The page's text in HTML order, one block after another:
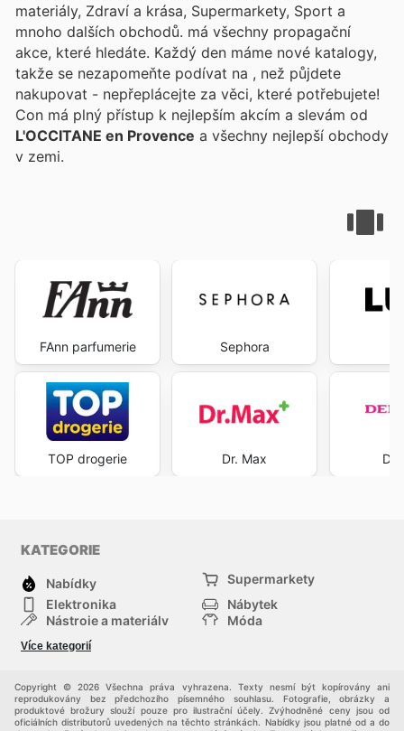
materiály, Zdraví a krása, Supermarkety, Sport a
mnoho dalších obchodů. má všechny propagační
akce, které hledáte. Každý den máme nové katalogy,
takže se nezapomeňte podívat na , než půjdete
nakupovat - nepřeplácejte za věci, které potřebujete!
Con má plný přístup k nejlepším akcím a slevám od
L'OCCITANE en Provence a všechny nejlepší obchody
v zemi.
FAnn parfumerie
TOP drogerie
Sephora
Dr. Max
KATEGORIE
Nabídky
Supermarkety
Elektronika
Nábytek
Nástroje a materiály
Móda
Děti
Více kategorií
Copyright © 2026 Všechna práva vyhrazena. Texty nesmí být kopírovány ani
reprodukovány bez předchozího písemného souhlasu. Fotografie, obrázky a
produktové brožury slouží pouze pro ilustrační účely. Zvýhodněné ceny jsou od
oficiálních distributorů uvedených na těchto stránkách. Nabídky jsou platné od a do